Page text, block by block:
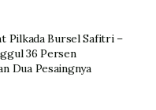
Pilkada Bursel Safitri –
36 Persen
Dua Pesaingnya